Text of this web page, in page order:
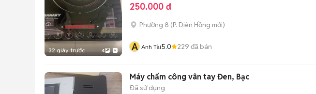
32 giây trước 4
250.000 đ
Phường 8 (P. Diên Hồng mới)
A Anh Tài5.0 229 đã bán
Máy chấm công vân tay Đen, Bạc
Đã sử dụng